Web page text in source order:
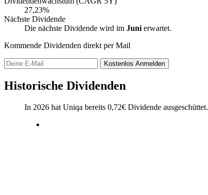
27,23%
Nächste Dividende
Die nächste Dividende wird im Juni erwartet.
Kommende Dividenden direkt per Mail
Kostenlos Anmelden
Historische Dividenden
In 2026 hat Uniqa bereits 0,72€ Dividende ausgeschüttet.